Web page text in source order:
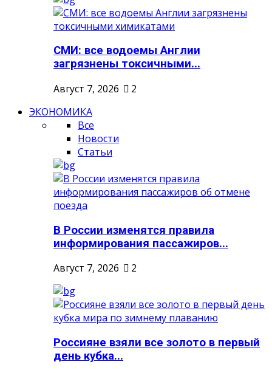
СМИ: все водоемы Англии
загрязнены токсичными...
Август 7, 2026
2
ЭКОНОМИКА
Все
Новости
Статьи
В России изменятся правила
информирования пассажиров...
Август 7, 2026
2
Россияне взяли все золото в первый
день кубка...